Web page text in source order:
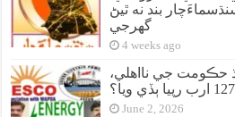
بند نه ٿيڻ
گهرجي
4 weeks ago
حڪومت جي نااهلي،
June 2, 2026